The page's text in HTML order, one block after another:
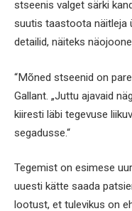
stseenis valget särki
suutis taastoota näitleja
detailid, näiteks
“Mõned stseenid on
Gallant. „Juttu ajavaid
kiiresti läbi tegevuse
segadusse.“
Tegemist on esimese
uuesti kätte saada
lootust, et tulevikus on